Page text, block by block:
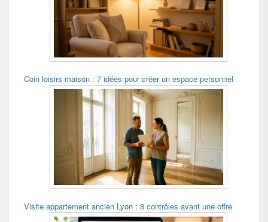
Coin loisirs maison : 7 idées pour créer un espace personnel
Visite appartement ancien Lyon : 8 contrôles avant une offre